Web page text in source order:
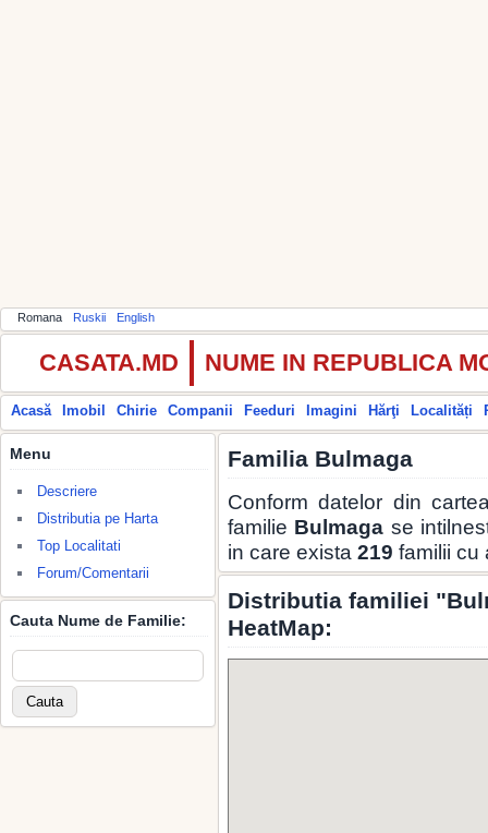
Romana Ruskii English
CASATA.MD NUME IN REPUBLICA
Acasă Imobil Chirie Companii Feeduri Imagini Hărţi Localități
Menu
Descriere
Distributia pe Harta
Top Localitati
Forum/Comentarii
Cauta Nume de Familie:
Familia Bulmaga
Conform datelor din
familie Bulmaga se
in care exista 219 familii cu
Distributia familiei
HeatMap: